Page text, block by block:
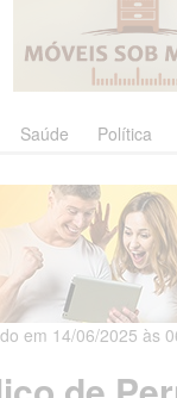
Saúde Política
em 14/06/2025 às